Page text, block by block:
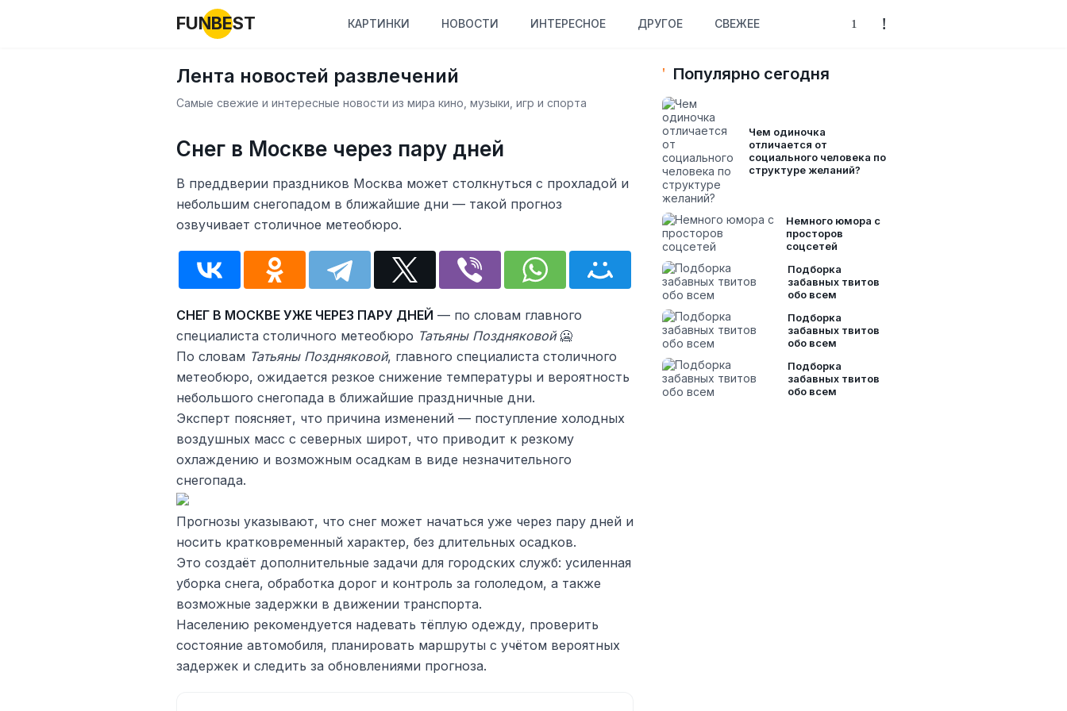
FUNBEST КАРТИНКИ НОВОСТИ ИНТЕРЕСНОЕ ДРУГОЕ СВЕЖЕЕ
Лента новостей развлечений
Самые свежие и интересные новости из мира кино, музыки, игр и спорта
Снег в Москве через пару дней
В преддверии праздников Москва может столкнуться с прохладой и
небольшим снегопадом в ближайшие дни — такой прогноз
озвучивает столичное метеобюро.
СНЕГ В МОСКВЕ УЖЕ ЧЕРЕЗ ПАРУ ДНЕЙ — по словам главного
специалиста столичного метеобюро Татьяны Поздняковой🥶
По словам Татьяны Поздняковой, главного специалиста столичного
метеобюро, ожидается резкое снижение температуры и вероятность
небольшого снегопада в ближайшие праздничные дни.
Эксперт поясняет, что причина изменений — поступление холодных
воздушных масс с северных широт, что приводит к резкому
охлаждению и возможным осадкам в виде незначительного
снегопада.
Прогнозы указывают, что снег может начаться уже через пару дней и
носить кратковременный характер, без длительных осадков.
Это создаёт дополнительные задачи для городских служб: усиленная
уборка снега, обработка дорог и контроль за гололедом, а также
возможные задержки в движении транспорта.
Населению рекомендуется надевать тёплую одежду, проверить
состояние автомобиля, планировать маршруты с учётом вероятных
задержек и следить за обновлениями прогноза.
Популярно сегодня
Чем одиночка
отличается от
социального человека по
структуре желаний?
Немного юмора с
просторов
соцсетей
Подборка
забавных твитов
обо всем
Подборка
забавных твитов
обо всем
Подборка
забавных твитов
обо всем